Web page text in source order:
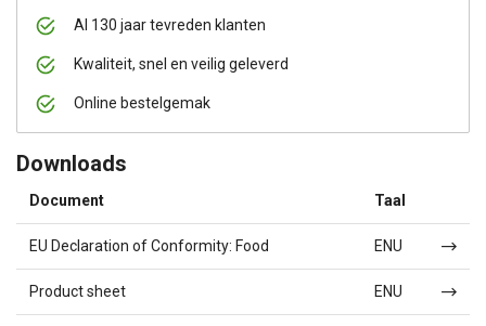
Al 130 jaar tevreden klanten
Kwaliteit, snel en veilig geleverd
Online bestelgemak
Downloads
Document Taal
EU Declaration of Conformity: Food ENU
Product sheet ENU